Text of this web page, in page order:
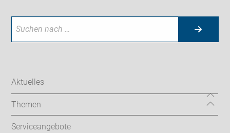
Aktuelles
Themen
Serviceangebote